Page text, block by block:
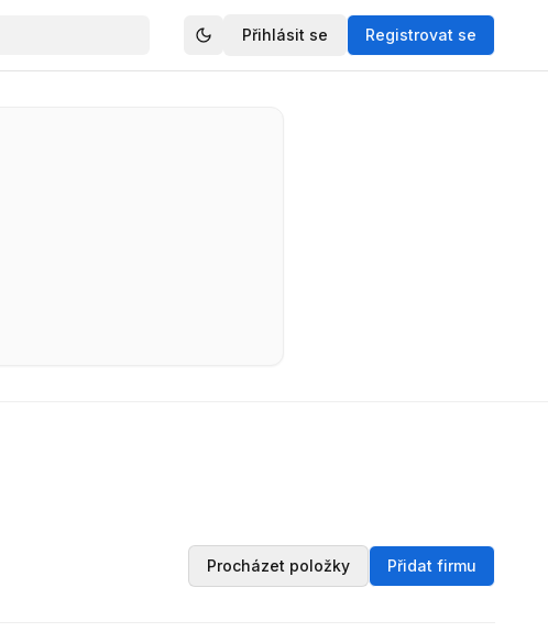
Přihlásit se Registrovat se
Procházet položky Přidat firmu